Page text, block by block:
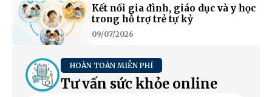
Kết nối gia đình, giáo dục và y học
trong hỗ trợ trẻ tự kỷ
09/07/2026
HOÀN TOÀN MIỄN PHÍ
Tư vấn sức khỏe online